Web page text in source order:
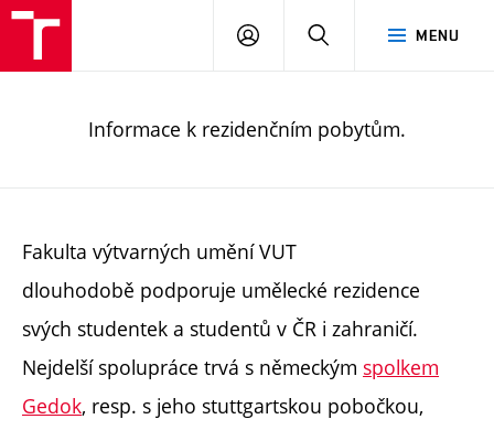
MENU
PŘIHLÁSIT
Informace k rezidenčním pobytům.
Fakulta výtvarných umění VUT
dlouhodobě podporuje umělecké rezidence
svých studentek a studentů v ČR i zahraničí.
Nejdelší spolupráce trvá s německým spolkem
Gedok, resp. s jeho stuttgartskou pobočkou,